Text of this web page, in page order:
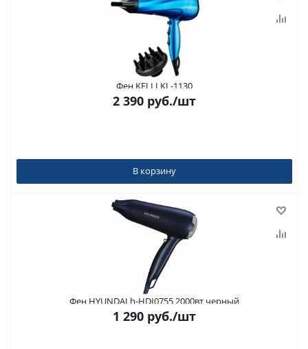
Фен KELLI KL-1130
2 390 руб./шт
В корзину
Фен HYUNDAI h-HDI0755 2000вт черный
1 290 руб./шт